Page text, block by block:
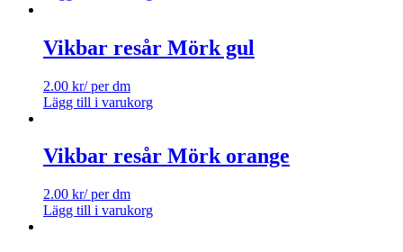
Vikbar resår Mörk gul
2.00 kr/ per dm
Lägg till i varukorg
Vikbar resår Mörk orange
2.00 kr/ per dm
Lägg till i varukorg